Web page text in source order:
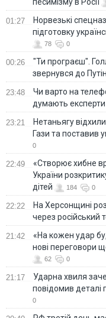
01:27
Норвезькі
підготовку
78 0
00:26
"Ти програєш".
звернувся до
23:48
Чи варто на
думають експерти
23:21
Нетаньягу
Гази та поставив
0
22:49
«Створює хибне
України
дітей
184 0
22:22
На Херсонщині
через російський
21:42
«На кожен удар
нові переговори
62 0
21:17
Ударна хвиля
повідомив деталі
0